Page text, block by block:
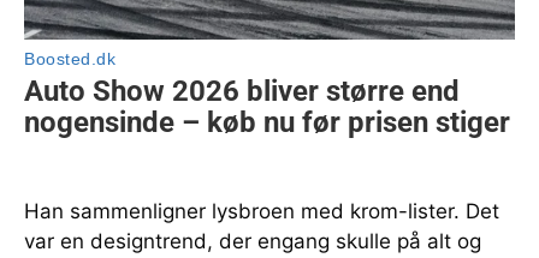
Han sammenligner lysbroen med krom-lister. Det
var en designtrend, der engang skulle på alt og